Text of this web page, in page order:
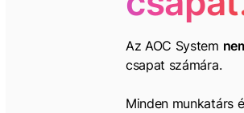
Az AOC System
csapat számára.
Minden munkatárs